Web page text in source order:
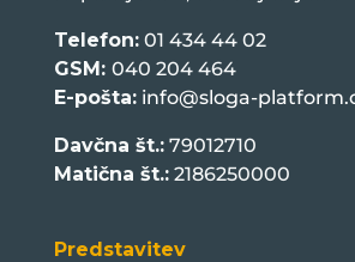
Telefon:01 434 44 02
GSM: 040 204 464
E-pošta: info@sloga-
Davčna št.:79012710
Matična št.:2186250000
Predstavitev